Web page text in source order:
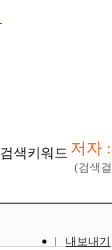
검색키워드 저자
(검색
내보내기